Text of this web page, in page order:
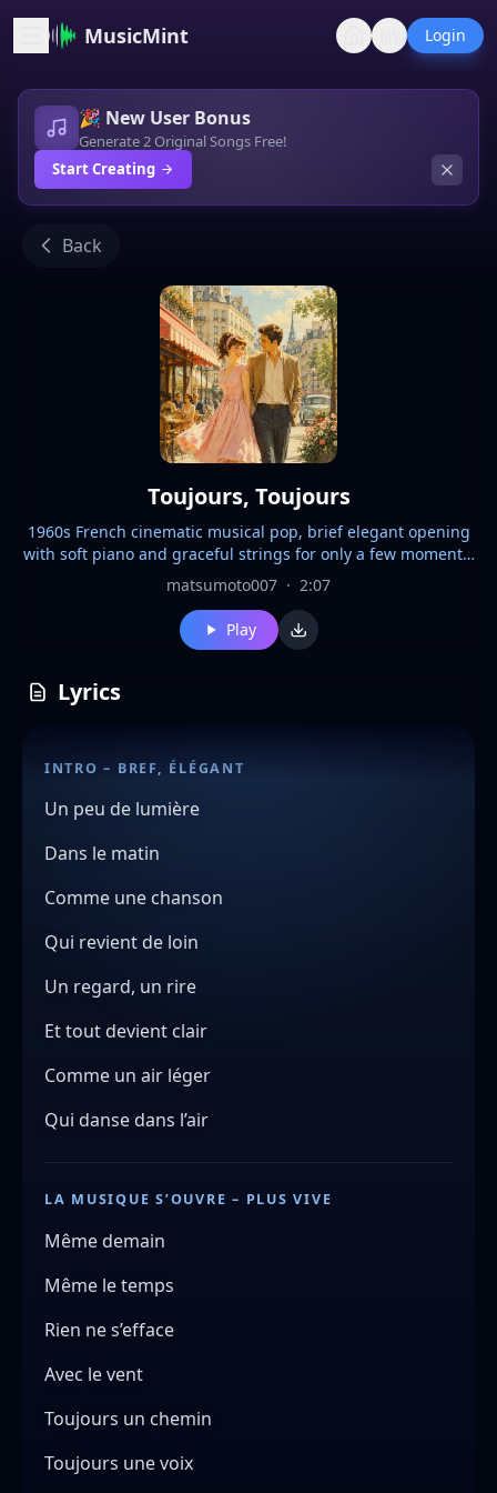
MusicMint Login
🎉 New User Bonus
Generate 2 Original Songs Free!
Start Creating
Back
Toujours, Toujours
1960s French cinematic musical pop, brief elegant opening
with soft piano and graceful strings for only a few moments,
quickly blossoms into a lively joyful orchestral musical
number with uplifting modulation, bright rhythmic string
ostinatos and dancing pizzicato strings driving the rhythm,
playful woodwinds, vibraphone, harp, elegant jazz harmony,
conversational energy, alternating phrases and overlapping
harmonies, light airy female voice and warm youthful male
soundtrack feel, expressive but elegant vocals, no dramatic
belting, no EDM, no rock, no trap, no aggressive vocals
matsumoto007 · 2:07
Play
Lyrics
INTRO – BREF, ÉLÉGANT
Un peu de lumière
Dans le matin
Comme une chanson
Qui revient de loin
Un regard, un rire
Et tout devient clair
Comme un air léger
Qui danse dans l’air
LA MUSIQUE S’OUVRE – PLUS VIVE
Même demain
Même le temps
Rien ne s’efface
Avec le vent
Toujours un chemin
Toujours une voix